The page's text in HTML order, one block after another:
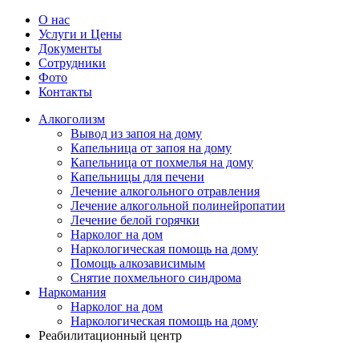
О нас
Услуги и Цены
Документы
Сотрудники
Фото
Контакты
Алкоголизм
Вывод из запоя на дому
Капельница от запоя на дому
Капельница от похмелья на дому
Капельницы для печени
Лечение алкогольного отравления
Лечение алкогольной полинейропатии
Лечение белой горячки
Нарколог на дом
Наркологическая помощь на дому
Помощь алкозависимым
Снятие похмельного синдрома
Наркомания
Нарколог на дом
Наркологическая помощь на дому
Реабилитационный центр